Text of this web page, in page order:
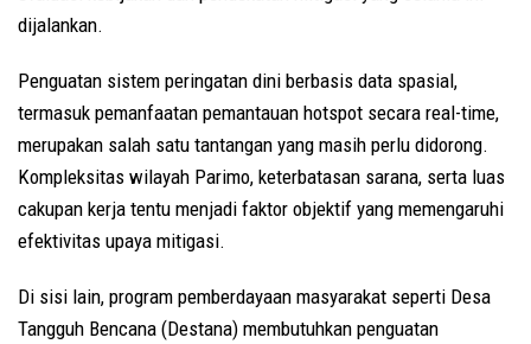
dijalankan.
Penguatan sistem peringatan dini berbasis data spasial,
termasuk pemanfaatan pemantauan hotspot secara real-time,
merupakan salah satu tantangan yang masih perlu didorong.
Kompleksitas wilayah Parimo, keterbatasan sarana, serta luas
cakupan kerja tentu menjadi faktor objektif yang memengaruhi
efektivitas upaya mitigasi.
Di sisi lain, program pemberdayaan masyarakat seperti Desa
Tangguh Bencana (Destana) membutuhkan penguatan